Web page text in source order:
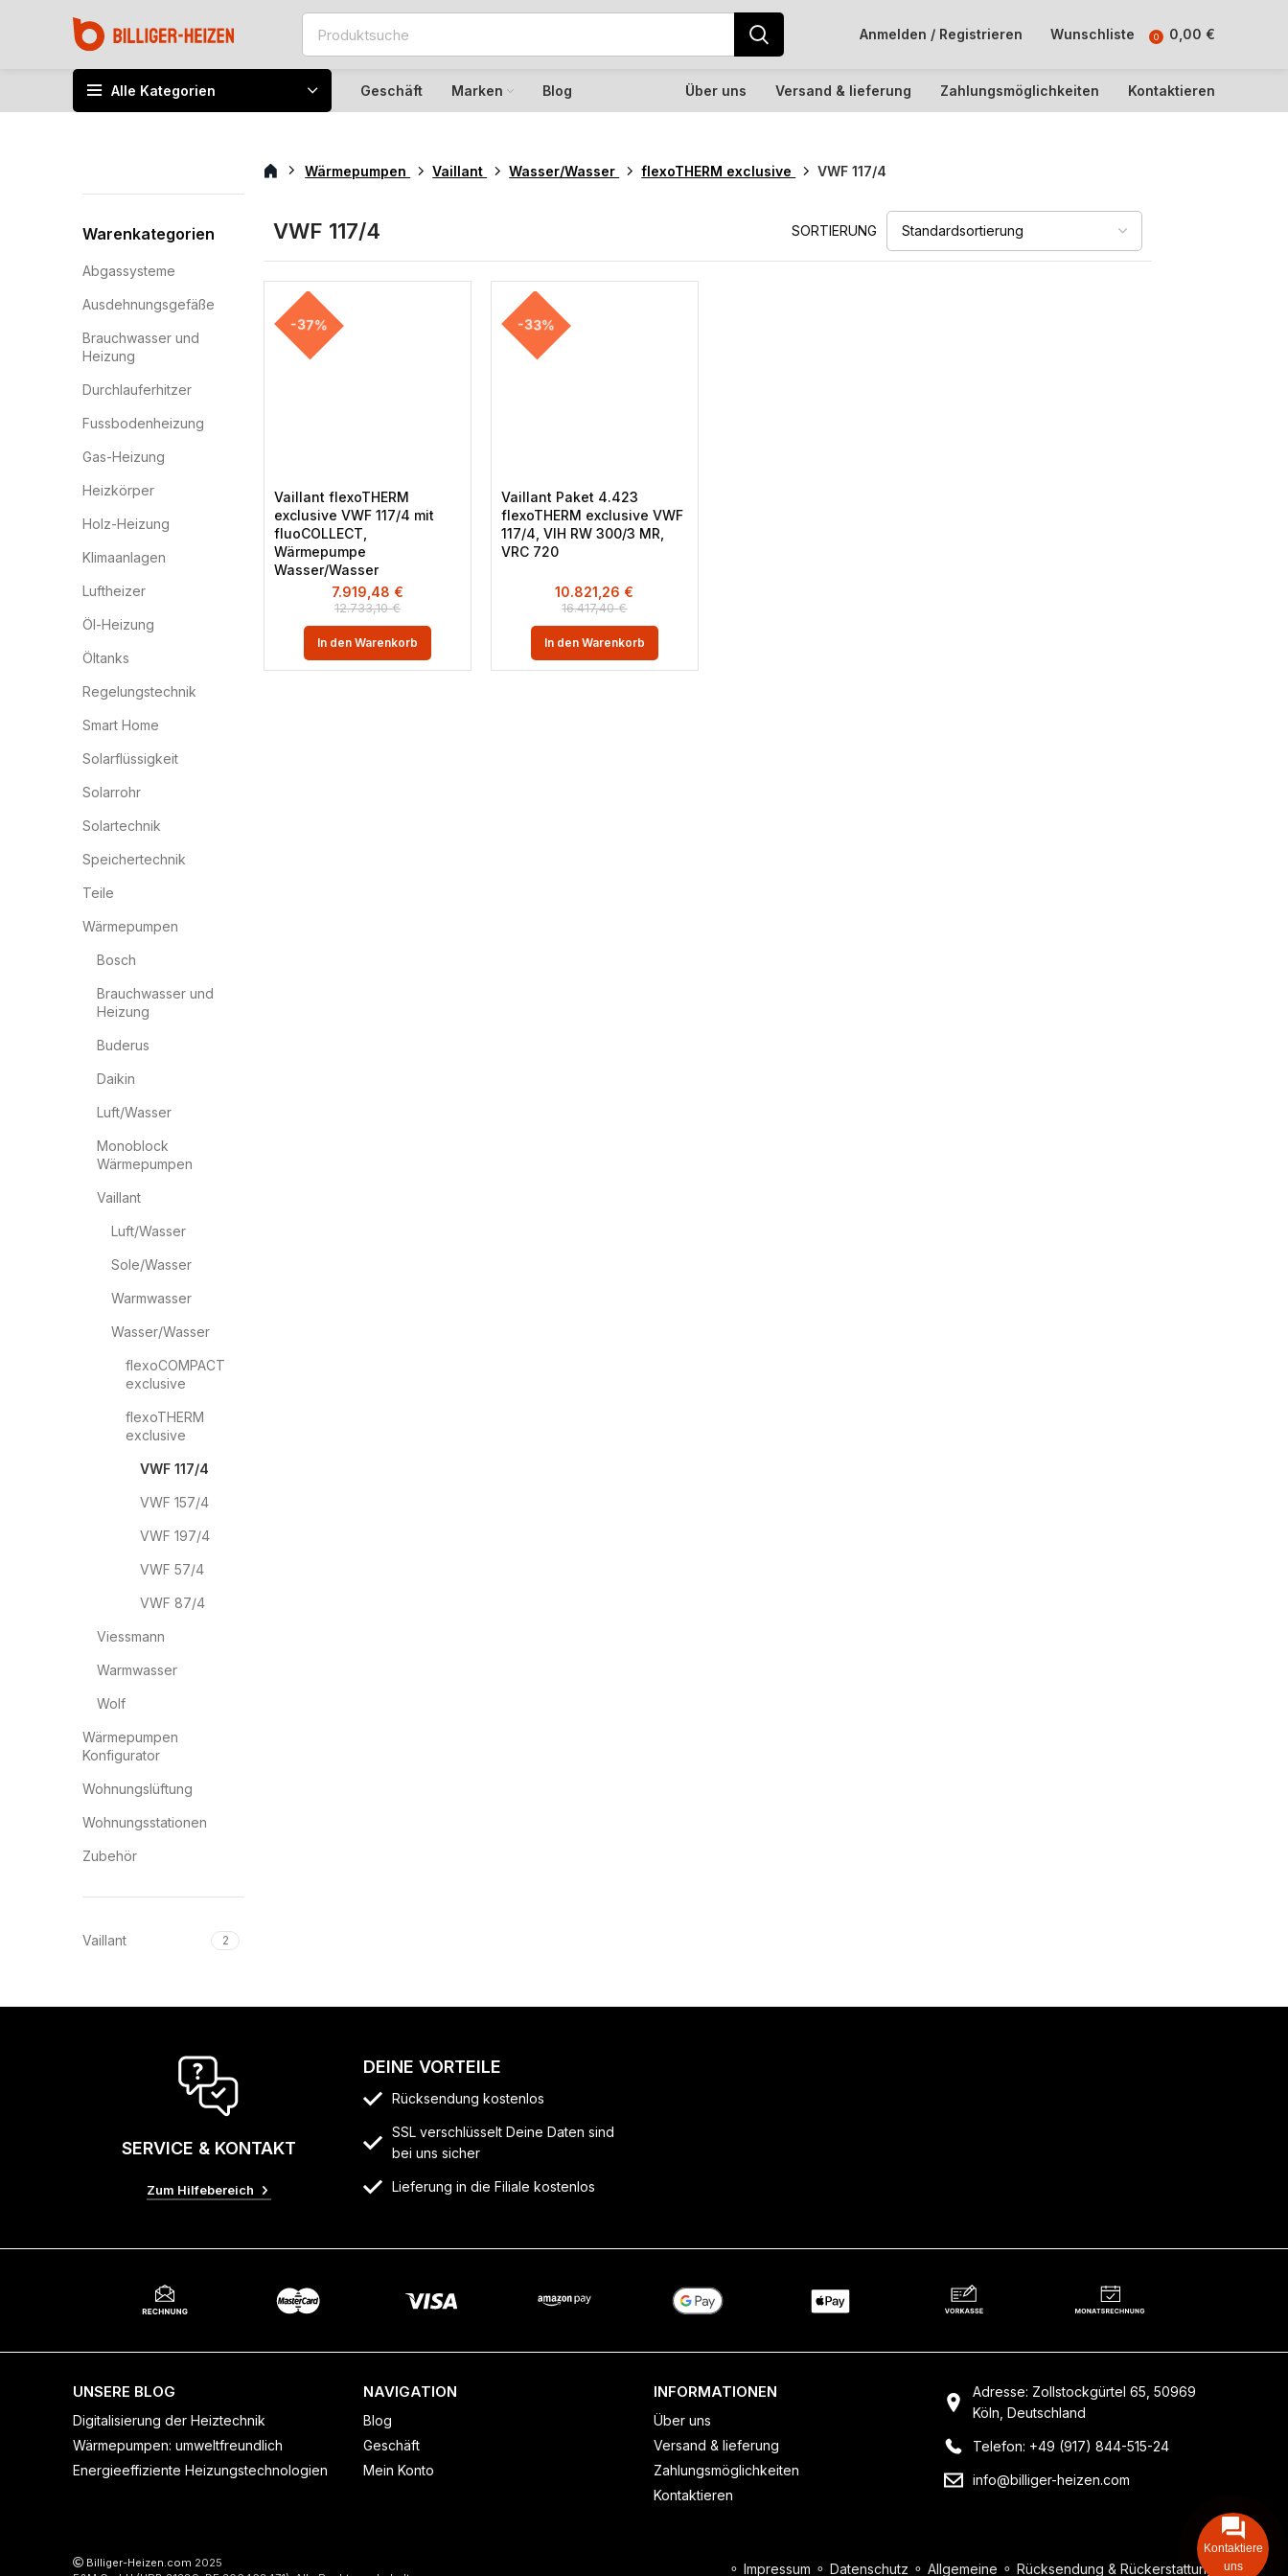
Anmelden / Registrieren Wunschliste 0 0,00 €
Alle Kategorien Geschäft Marken Blog Über uns Versand & lieferung Zahlungsmöglichkeiten Kontaktieren
Warenkategorien
Abgassysteme
Ausdehnungsgefäße
Brauchwasser und
Heizung
Durchlauferhitzer
Fussbodenheizung
Gas-Heizung
Heizkörper
Holz-Heizung
Klimaanlagen
Luftheizer
Öl-Heizung
Öltanks
Regelungstechnik
Smart Home
Solarflüssigkeit
Solarrohr
Solartechnik
Speichertechnik
Teile
Wärmepumpen
Bosch
Brauchwasser und
Heizung
Buderus
Daikin
Luft/Wasser
Monoblock
Wärmepumpen
Vaillant
Luft/Wasser
Sole/Wasser
Warmwasser
Wasser/Wasser
flexoCOMPACT
exclusive
flexoTHERM
exclusive
VWF 117/4
VWF 157/4
VWF 197/4
VWF 57/4
VWF 87/4
Viessmann
Warmwasser
Wolf
Wärmepumpen
Konfigurator
Wohnungslüftung
Wohnungsstationen
Zubehör
Vaillant 2
Wärmepumpen Vaillant Wasser/Wasser flexoTHERM exclusive VWF 117/4
VWF 117/4 SORTIERUNG
-37%
Vaillant flexoTHERM
exclusive VWF 117/4 mit
fluoCOLLECT,
Wärmepumpe
Wasser/Wasser
12.733,10€
7.919,48 €
In den Warenkorb
-33%
Vaillant Paket 4.423
flexoTHERM exclusive VWF
117/4, VIH RW 300/3 MR,
VRC 720
16.417,40€
10.821,26 €
In den Warenkorb
SERVICE & KONTAKT
Zum Hilfebereich
DEINE VORTEILE
Rücksendung kostenlos
SSL verschlüsselt Deine Daten sind
bei uns sicher
Lieferung in die Filiale kostenlos
UNSERE BLOG
Digitalisierung der Heiztechnik
Wärmepumpen: umweltfreundlich
Energieeffiziente Heizungstechnologien
NAVIGATION
Blog
Geschäft
Mein Konto
INFORMATIONEN
Über uns
Versand & lieferung
Zahlungsmöglichkeiten
Kontaktieren
Adresse: Zollstockgürtel 65, 50969
Köln, Deutschland
Telefon: +49 (917) 844-515-24
info@billiger-heizen.com
Billiger-Heizen.com 2025
⚬ Impressum ⚬ Datenschutz ⚬ Allgemeine ⚬ Rücksendung & Rückerstattung
Kontaktiere
uns